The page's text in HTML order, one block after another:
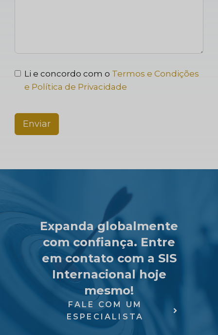
Li e concordo com o Termos e Condições
e Política de Privacidade
Enviar
Expanda globalmente
com confiança. Entre
em contato com a SIS
Internacional hoje
mesmo!
FALE COM UM
ESPECIALISTA